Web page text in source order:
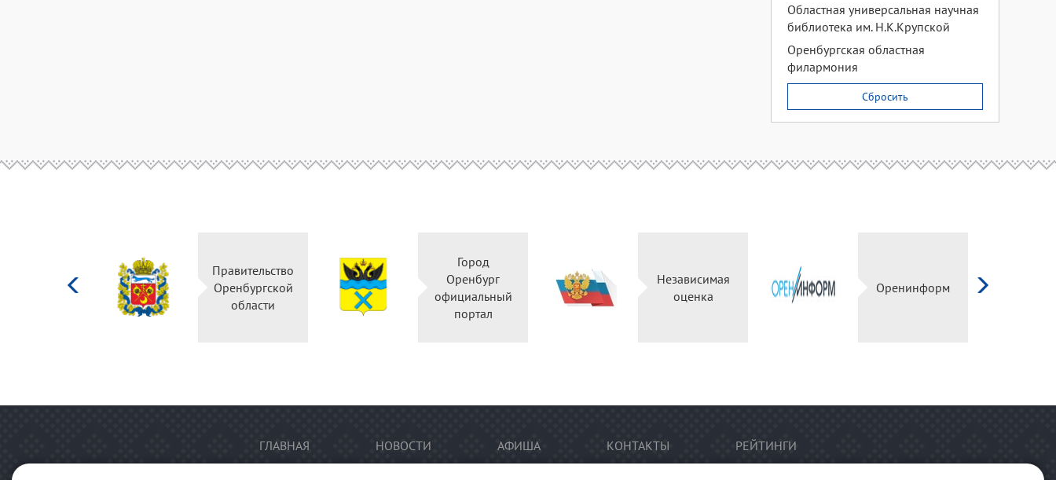
Областная универсальная научная
библиотека им. Н.К.Крупской
Оренбургская областная
филармония
Сбросить
Правительство
Оренбургской
области
Город
Оренбург
официальный
портал
Независимая
оценка
Оренинформ
ГЛАВНАЯ НОВОСТИ АФИША КОНТАКТЫ РЕЙТИНГИ